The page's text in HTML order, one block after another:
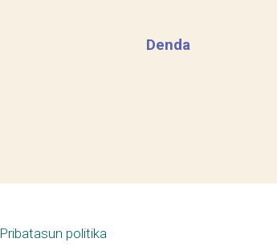
Denda
Pribatasun politika